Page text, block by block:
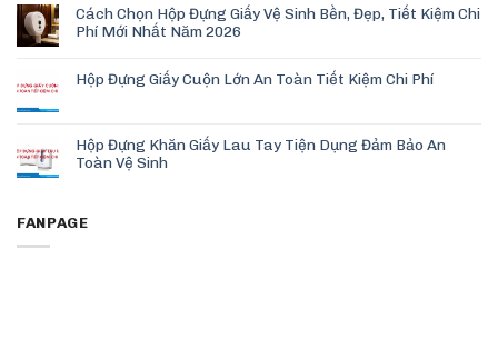
Cách Chọn Hộp Đựng Giấy Vệ Sinh Bền, Đẹp, Tiết Kiệm Chi
Phí Mới Nhất Năm 2026
Hộp Đựng Giấy Cuộn Lớn An Toàn Tiết Kiệm Chi Phí
Hộp Đựng Khăn Giấy Lau Tay Tiện Dụng Đảm Bảo An
Toàn Vệ Sinh
FANPAGE